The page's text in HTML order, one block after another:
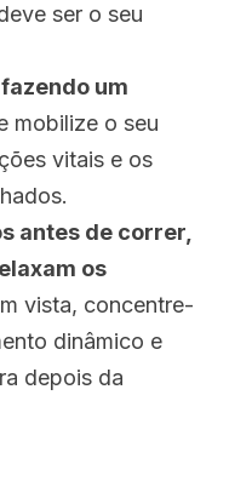
ser o seu
um
mobilize o seu
vitais e os
antes de correr,
os
vista, concentre-
dinâmico e
depois da